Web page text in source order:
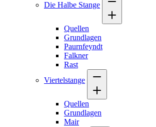
Die Halbe Stange
Quellen
Grundlagen
Paurnfeyndt
Falkner
Rast
Viertelstange
Quellen
Grundlagen
Mair